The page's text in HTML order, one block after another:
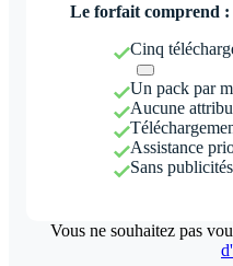
Le forfait comprend :
Cinq
Un pack par
Aucune
Assistance
Sans publicités
Vous ne souhaitez pas